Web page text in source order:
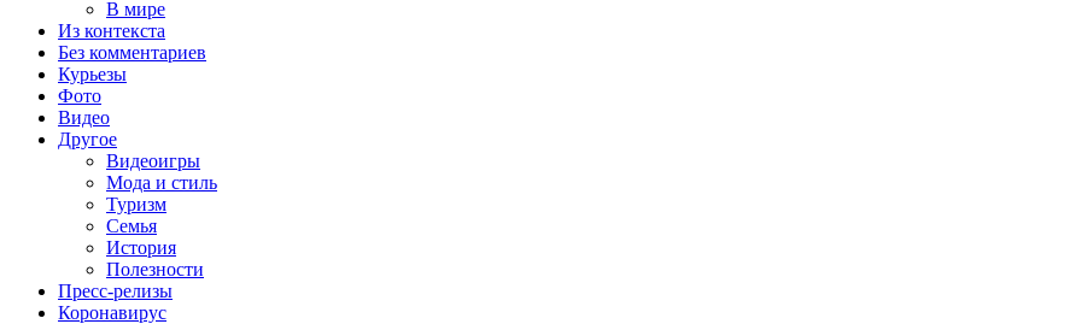
В мире
Из контекста
Без комментариев
Курьезы
Фото
Видео
Другое
Видеоигры
Мода и стиль
Туризм
Семья
История
Полезности
Пресс-релизы
Коронавирус